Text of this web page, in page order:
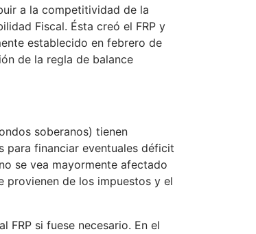
a la competitividad de la
Fiscal. Ésta creó el FRP y
establecido en febrero de
de la regla de balance
soberanos) tienen
para financiar eventuales déficit
se vea mayormente afectado
provienen de los impuestos y el
FRP si fuese necesario. En el